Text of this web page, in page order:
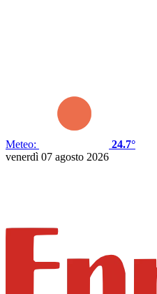
Meteo:
24.7°
venerdì 07 agosto 2026